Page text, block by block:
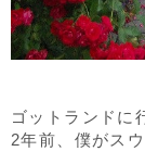
ゴットランドに
2年前、僕がス